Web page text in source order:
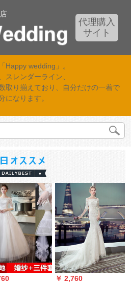
代理購入
サイト
Happy wedding」。
スレンダーライン、
取り揃えており、自分だけの一着で
になります。
￥ 2,760